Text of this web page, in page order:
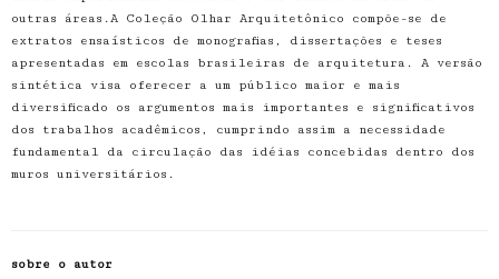
outras áreas.A Coleção Olhar Arquitetônico compõe-se de
extratos ensaísticos de monografias, dissertações e teses
apresentadas em escolas brasileiras de arquitetura. A versão
sintética visa oferecer a um público maior e mais
diversificado os argumentos mais importantes e significativos
dos trabalhos acadêmicos, cumprindo assim a necessidade
fundamental da circulação das idéias concebidas dentro dos
muros universitários.
sobre o autor